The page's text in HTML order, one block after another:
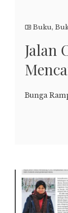
Buku,
Jalan
Bunga